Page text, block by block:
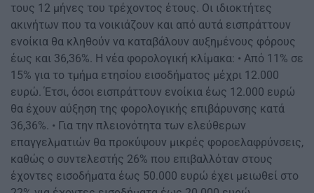
τους 12 μήνες του τρέχοντος έτους. Οι ιδιοκτήτες
ακινήτων που τα νοικιάζουν και από αυτά εισπράττουν
ενοίκια θα κληθούν να καταβάλουν αυξημένους φόρους
έως και 36,36%. Η νέα φορολογική κλίμακα: • Από 11% σε
15% για το τμήμα ετησίου εισοδήματος μέχρι 12.000
ευρώ. Έτσι, όσοι εισπράττουν ενοίκια έως 12.000 ευρώ
θα έχουν αύξηση της φορολογικής επιβάρυνσης κατά
36,36%. • Για την πλειονότητα των ελεύθερων
επαγγελματιών θα προκύψουν μικρές φοροελαφρύνσεις,
καθώς ο συντελεστής 26% που επιβαλλόταν στους
έχοντες εισοδήματα έως 50.000 ευρώ έχει μειωθεί στο